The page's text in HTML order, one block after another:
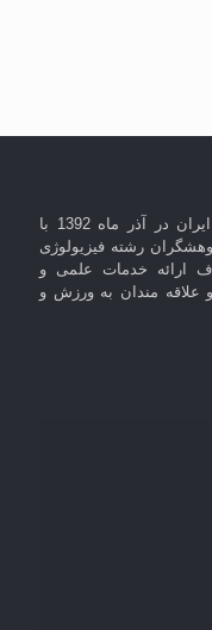
وب سایت فیزیولوژی ورزشی و تندرستی ایران در آذر ماه 1392 با
رشته فیزیولوژی
ارائه خدمات علمی و
علاقه مندان به ورزش و